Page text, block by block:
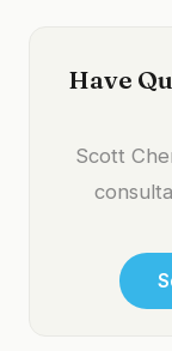
Have
Scott